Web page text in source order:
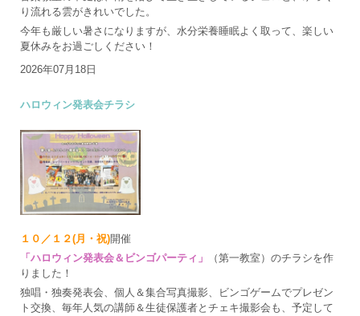
り流れる雲がきれいでした。
今年も厳しい暑さになりますが、水分栄養睡眠よく取って、楽しい
夏休みをお過ごしください！
2026年07月18日
ハロウィン発表会チラシ
１０／１２(月・祝)開催
「ハロウィン発表会＆ビンゴパーティ」
（第一教室）のチラシを作
りました！
独唱・独奏発表会、個人＆集合写真撮影、ビンゴゲームでプレゼン
ト交換、毎年人気の講師＆生徒保護者とチェキ撮影会も、予定して